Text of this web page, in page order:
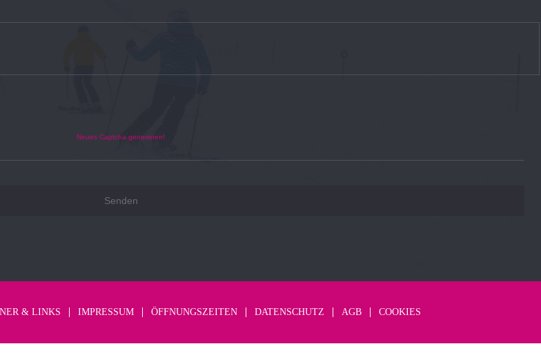
Neues Captcha generieren!
& LINKS IMPRESSUM ÖFFNUNGSZEITEN DATENSCHUTZ AGB COOKIES